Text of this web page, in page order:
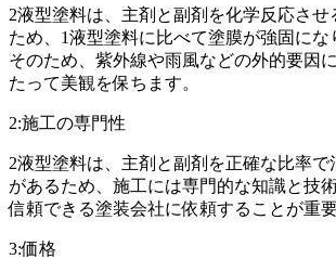
2液型塗料は、主剤と副剤を化学反応させ
ため、1液型塗料に比べて塗膜が強固にな
そのため、紫外線や雨風などの外的要因
たって美観を保ちます。
2:施工の専門性
2液型塗料は、主剤と副剤を正確な比率
があるため、施工には専門的な知識と技
信頼できる塗装会社に依頼することが重要
3:価格